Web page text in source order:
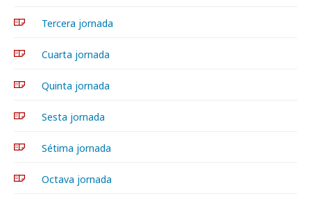
Tercera jornada
Cuarta jornada
Quinta jornada
Sesta jornada
Sétima jornada
Octava jornada